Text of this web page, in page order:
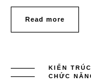
Read more
KIẾN TRÚC
CHỨC